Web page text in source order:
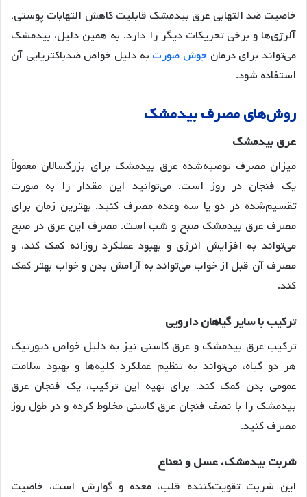
خاصیت ضد التهابی عرق بیدمشک قابلیت کاهش التهابات پوستی،
آلرژی‌ها و برخی تحریکات دیگر را دارد. به همین دلیل، بیدمشک
می‌تواند برای درمان جوش صورت به دلیل خواص ضدباکتریایی آن
استفاده شود.
روشهایمصرفبیدمشک
عرقبیدمشک
میزان مصرف توصیه‌شده عرق بیدمشک برای بزرگسالان معمولاً
یک فنجان در روز است. می‌توانید این مقدار را به صورت
تقسیم‌شده در دو یا سه وعده مصرف کنید. بهترین زمان برای
مصرف عرق بیدمشک صبح و شب است. مصرف این عرق در صبح
می‌تواند به افزایش انرژی و بهبود عملکرد روزانه کمک کند، و
مصرف آن قبل از خواب می‌تواند به آرامش بدن و خواب بهتر کمک
کند.
ترکیبباسایرگیاهاندارویی
ترکیب عرق بیدمشک و عرق کاسنی نیز به دلیل خواص دیورتیک
هر دو گیاه، می‌تواند به تنظیم عملکرد کلیه‌ها و بهبود سلامت
عمومی بدن کمک کند. برای تهیه این ترکیب، یک فنجان عرق
بیدمشک را با نصف فنجان عرق کاسنی مخلوط کرده و در طول روز
مصرف کنید.
شربتبیدمشک،عسلونعناع
این شربت تقویت‌کننده قلب، معده و گوارش است، خاصیت